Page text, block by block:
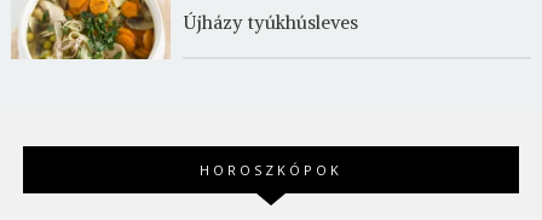
Újházy tyúkhúsleves
HOROSZKÓPOK